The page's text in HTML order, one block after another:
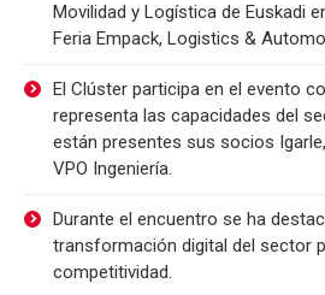
Movilidad y Logística de Euskadi
Feria Empack, Logistics &
El Clúster participa en el evento
representa las capacidades del
están presentes sus socios
VPO Ingeniería.
Durante el encuentro se ha
transformación digital del sector
competitividad.